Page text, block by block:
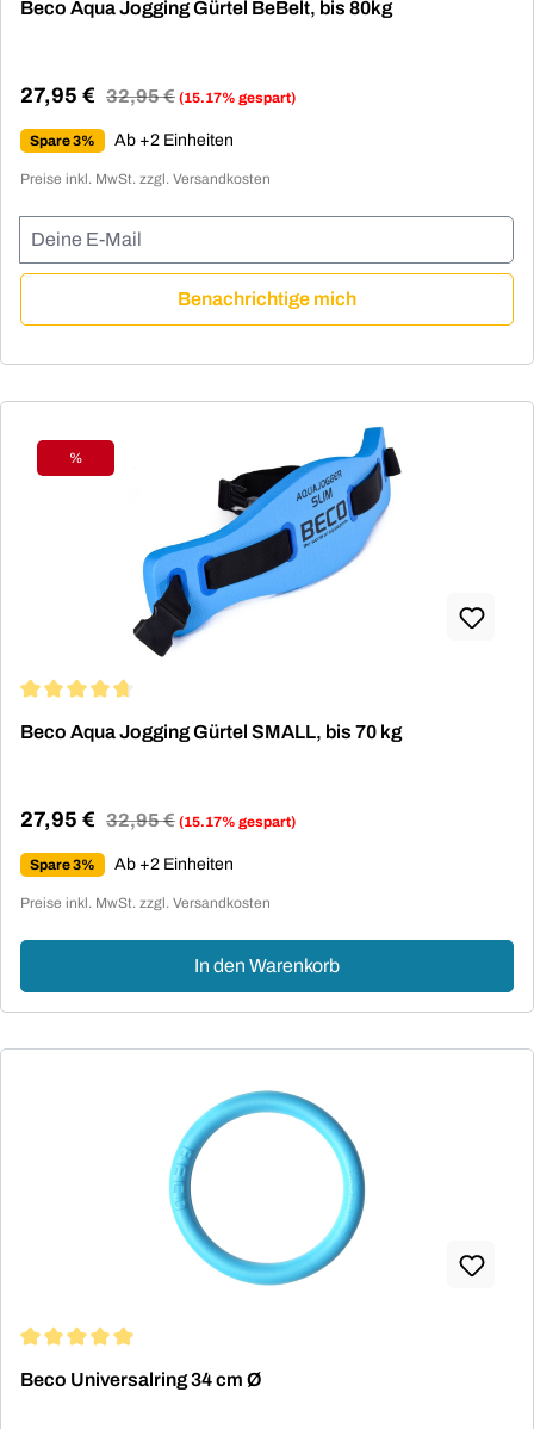
Beco Aqua Jogging Gürtel BeBelt, bis 80kg
Verkaufspreis:
27,95 € Regulärer Preis:
32,95 € (15.17% gespart)
Spare 3% Ab +2 Einheiten
Preise inkl. MwSt. zzgl. Versandkosten
Deine E-Mail
Benachrichtige mich
Rabatt
%
Beco Aqua Jogging Gürtel SMALL, bis 70 kg
Verkaufspreis:
27,95 € Regulärer Preis:
32,95 € (15.17% gespart)
Spare 3% Ab +2 Einheiten
Preise inkl. MwSt. zzgl. Versandkosten
In den Warenkorb
Beco Universalring 34 cm Ø